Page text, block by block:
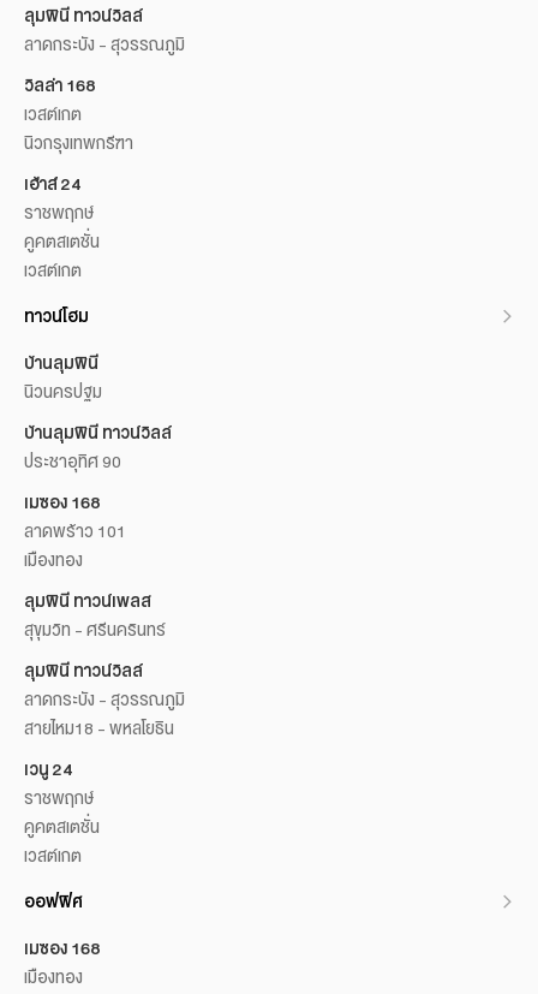
ลุมพินี ทาวน์วิลล์
ลาดกระบัง - สุวรรณภูมิ
วิลล่า 168
เวสต์เกต
นิวกรุงเทพกรีฑา
เฮ้าส์ 24
ราชพฤกษ์
คูคตสเตชั่น
เวสต์เกต
ทาวน์โฮม
บ้านลุมพินี
นิวนครปฐม
บ้านลุมพินี ทาวน์วิลล์
ประชาอุทิศ 90
เมซอง 168
ลาดพร้าว 101
เมืองทอง
ลุมพินี ทาวน์เพลส
สุขุมวิท - ศรีนครินทร์
ลุมพินี ทาวน์วิลล์
ลาดกระบัง - สุวรรณภูมิ
สายไหม18 - พหลโยธิน
เวนู 24
ราชพฤกษ์
คูคตสเตชั่น
เวสต์เกต
ออฟฟิศ
เมซอง 168
เมืองทอง